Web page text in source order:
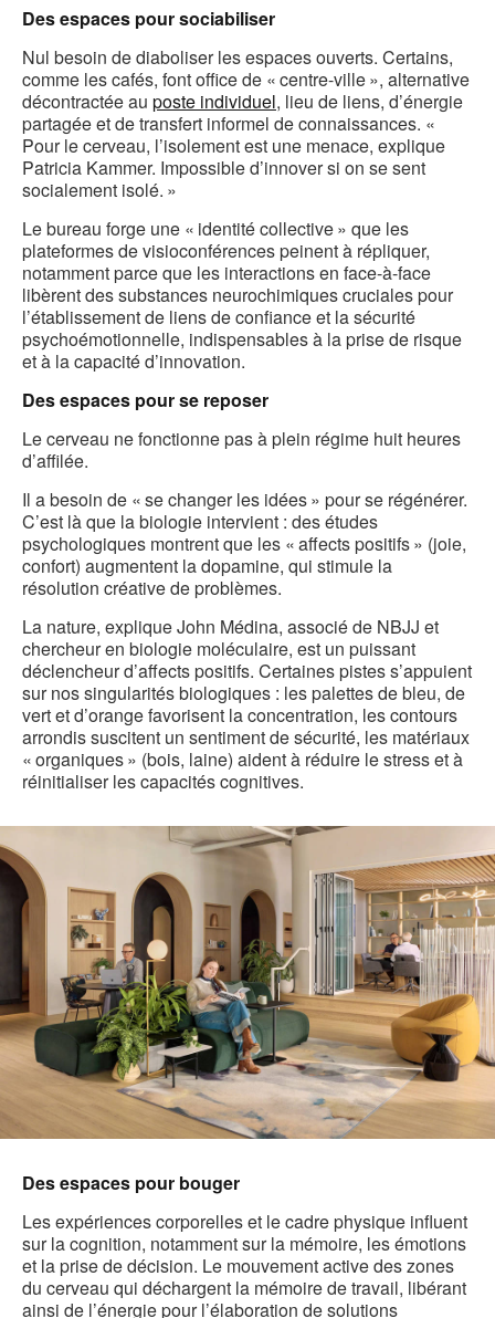
Des espaces pour sociabiliser
Nul besoin de diaboliser les espaces ouverts. Certains,
comme les cafés, font office de « centre-ville », alternative
décontractée au poste individuel, lieu de liens, d’énergie
partagée et de transfert informel de connaissances. «
Pour le cerveau, l’isolement est une menace, explique
Patricia Kammer. Impossible d’innover si on se sent
socialement isolé. »
Le bureau forge une « identité collective » que les
plateformes de visioconférences peinent à répliquer,
notamment parce que les interactions en face-à-face
libèrent des substances neurochimiques cruciales pour
l’établissement de liens de confiance et la sécurité
psychoémotionnelle, indispensables à la prise de risque
et à la capacité d’innovation.
Des espaces pour se reposer
Le cerveau ne fonctionne pas à plein régime huit heures
d’affilée.
Il a besoin de « se changer les idées » pour se régénérer.
C’est là que la biologie intervient : des études
psychologiques montrent que les « affects positifs » (joie,
confort) augmentent la dopamine, qui stimule la
résolution créative de problèmes.
La nature, explique John Médina, associé de NBJJ et
chercheur en biologie moléculaire, est un puissant
déclencheur d’affects positifs. Certaines pistes s’appuient
sur nos singularités biologiques : les palettes de bleu, de
vert et d’orange favorisent la concentration, les contours
arrondis suscitent un sentiment de sécurité, les matériaux
« organiques » (bois, laine) aident à réduire le stress et à
réinitialiser les capacités cognitives.
Des espaces pour bouger
Les expériences corporelles et le cadre physique influent
sur la cognition, notamment sur la mémoire, les émotions
et la prise de décision. Le mouvement active des zones
du cerveau qui déchargent la mémoire de travail, libérant
ainsi de l’énergie pour l’élaboration de solutions